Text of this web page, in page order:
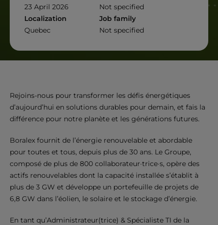
23 April 2026
Not specified
Localization
Quebec
Job family
Not specified
Rejoins-nous pour transformer les défis énergétiques
d’aujourd’hui en solutions durables pour demain, et fais la
différence pour notre planète et les générations futures.
Boralex fournit de l’énergie renouvelable et abordable
pour toutes et tous, depuis plus de 30 ans. Le Groupe,
composé de plus de 800 collaborateur·trice·s, opère des
actifs renouvelables dont la capacité installée s’établit à
plus de 3 GW et développe un portefeuille de projets de
6,8 GW dans l’éolien, le solaire et le stockage d’énergie.
En tant qu’Administrateur(trice) & Spécialiste TI de la